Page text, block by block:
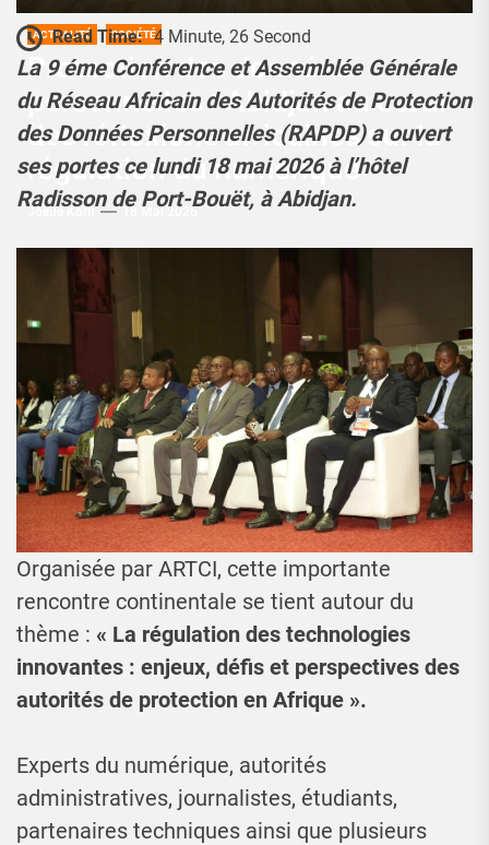
ACTUALITÉ SOCIÉTÉ
Protection des données
personnelles : Abidjan au cœur
des réflexions africaines sur la
régulation du numérique
Josué Koffi 18 Mai 2026
Read Time: 4 Minute, 26 Second
La 9 éme Conférence et Assemblée Générale
du Réseau Africain des Autorités de Protection
des Données Personnelles (RAPDP) a ouvert
ses portes ce lundi 18 mai 2026 à l’hôtel
Radisson de Port-Bouët, à Abidjan.
Organisée par ARTCI, cette importante
rencontre continentale se tient autour du
thème : « La régulation des technologies
innovantes : enjeux, défis et perspectives des
autorités de protection en Afrique ».
Experts du numérique, autorités
administratives, journalistes, étudiants,
partenaires techniques ainsi que plusieurs